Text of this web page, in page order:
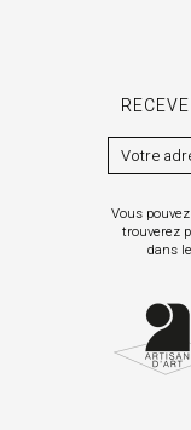
Vous
trouverez
dans